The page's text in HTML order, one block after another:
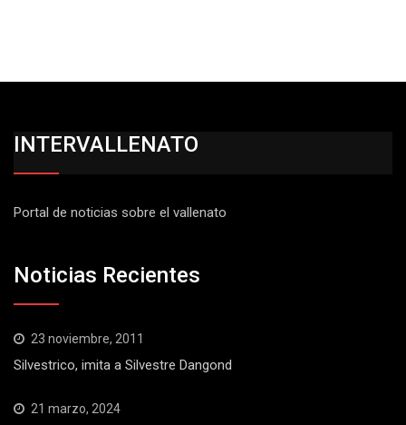
INTERVALLENATO
Portal de noticias sobre el vallenato
Noticias Recientes
23 noviembre, 2011
Silvestrico, imita a Silvestre Dangond
21 marzo, 2024